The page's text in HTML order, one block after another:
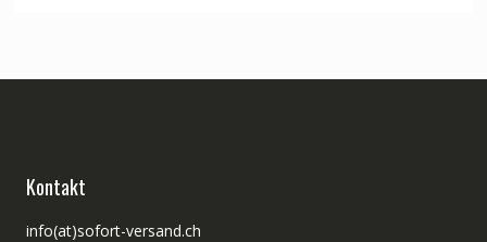
Kontakt
info(at)sofort-versand.ch